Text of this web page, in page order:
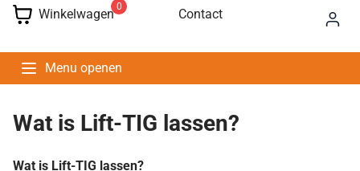
Winkelwagen 0 Contact
Menu openen
Wat is Lift-TIG lassen?
Wat is Lift-TIG lassen?